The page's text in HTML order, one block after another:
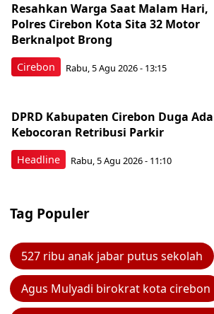
Cirebon
Resahkan Warga Saat Malam Hari,
Polres Cirebon Kota Sita 32 Motor
Berknalpot Brong
Rabu, 5 Agu 2026 - 13:15
Headline
DPRD Kabupaten Cirebon Duga Ada
Kebocoran Retribusi Parkir
Rabu, 5 Agu 2026 - 11:10
Tag Populer
527 ribu anak jabar putus sekolah
Agus Mulyadi birokrat kota cirebon